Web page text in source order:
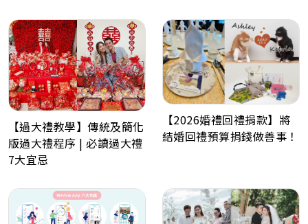
【過大禮教學】傳統及簡化
版過大禮程序 | 必讀過大禮
7大宜忌
【2026婚禮回禮捐款】將
結婚回禮預算捐錢做善事！